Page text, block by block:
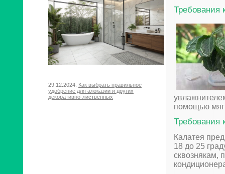
29.12.2024: Как выбрать правильное
удобрение для алоказии и других
декоративно-лиственных
Требования
помощью
Требования
Калатея
18 до 25
сквознякам,